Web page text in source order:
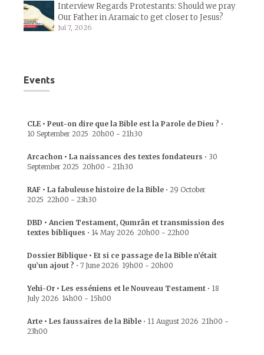
Interview Regards Protestants: Should we pray
Our Father in Aramaic to get closer to Jesus?
Jul 7, 2026
Events
CLE • Peut-on dire que la Bible est la Parole de Dieu ? •
10 September 2025 20h00 - 21h30
Arcachon • La naissances des textes fondateurs • 30
September 2025 20h00 - 21h30
RAF • La fabuleuse histoire de la Bible • 29 October
2025 22h00 - 23h30
DBD • Ancien Testament, Qumrân et transmission des
textes bibliques • 14 May 2026 20h00 - 22h00
Dossier Biblique • Et si ce passage de la Bible n’était
qu’un ajout ? • 7 June 2026 19h00 - 20h00
Yehi-Or • Les esséniens et le Nouveau Testament • 18
July 2026 14h00 - 15h00
Arte • Les faussaires de la Bible • 11 August 2026 21h00 -
23h00